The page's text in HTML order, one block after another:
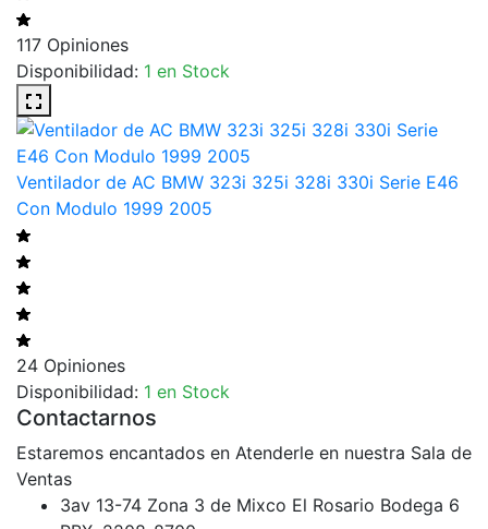
117 Opiniones
Disponibilidad: 1 en Stock
Ventilador de AC BMW 323i 325i 328i 330i Serie E46
Con Modulo 1999 2005
24 Opiniones
Disponibilidad: 1 en Stock
Contactarnos
Estaremos encantados en Atenderle en nuestra Sala de
Ventas
3av 13-74 Zona 3 de Mixco El Rosario Bodega 6